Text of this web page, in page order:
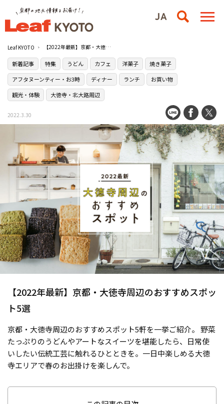
Leaf KYOTO 【2022年最新】京都・大徳寺周辺のおすすめスポット5選
新着記事 特集 うどん カフェ 洋菓子
焼き菓子
アフタヌーンティー・お3時
ディナー ランチ
お買い物
観光・体験
大徳寺・北大路周辺
2022.3.30
【2022年最新】京都・大徳寺周辺のおすすめスポッ
ト5選
京都・大徳寺周辺のおすすめスポット5軒を一挙ご紹介。 野菜
たっぷりのうどんやアートなスイーツを堪能したら、日常使
いしたい伝統工芸に触れるひとときを。一日中楽しめる大徳
寺エリアで春のお出掛けを楽しんで。